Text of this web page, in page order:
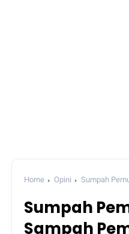
Home Opini Sumpah
Sumpah
Sampah